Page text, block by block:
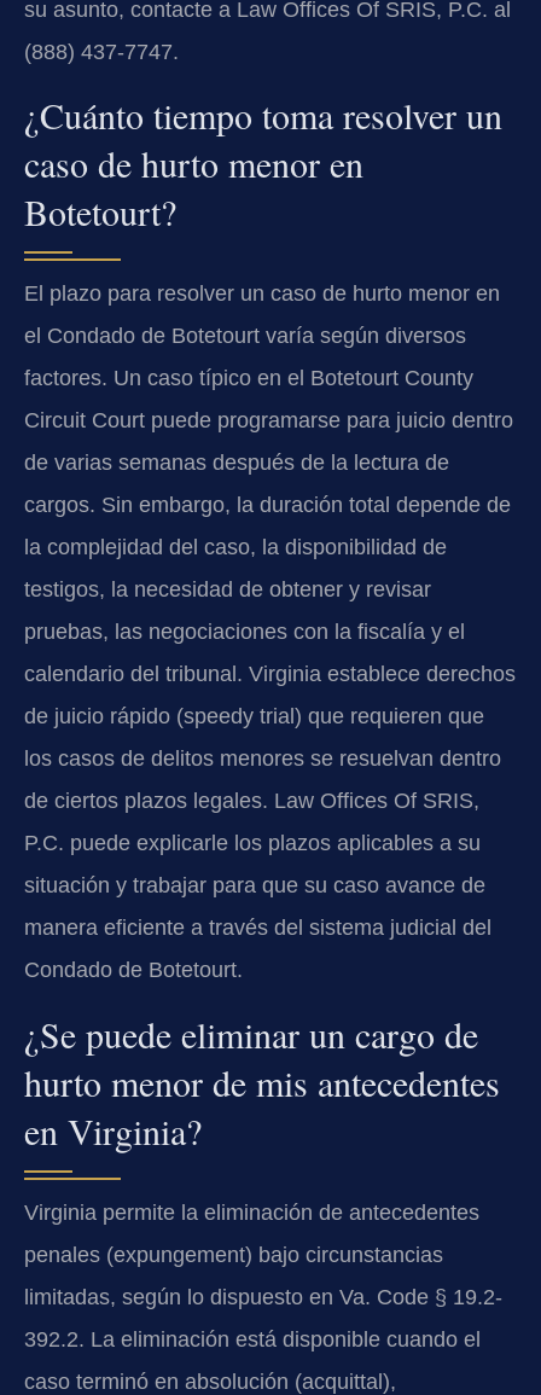
su asunto, contacte a Law Offices Of SRIS, P.C. al
(888) 437-7747.
¿Cuánto tiempo toma resolver un
caso de hurto menor en
Botetourt?
El plazo para resolver un caso de hurto menor en
el Condado de Botetourt varía según diversos
factores. Un caso típico en el Botetourt County
Circuit Court puede programarse para juicio dentro
de varias semanas después de la lectura de
cargos. Sin embargo, la duración total depende de
la complejidad del caso, la disponibilidad de
testigos, la necesidad de obtener y revisar
pruebas, las negociaciones con la fiscalía y el
calendario del tribunal. Virginia establece derechos
de juicio rápido (speedy trial) que requieren que
los casos de delitos menores se resuelvan dentro
de ciertos plazos legales. Law Offices Of SRIS,
P.C. puede explicarle los plazos aplicables a su
situación y trabajar para que su caso avance de
manera eficiente a través del sistema judicial del
Condado de Botetourt.
¿Se puede eliminar un cargo de
hurto menor de mis antecedentes
en Virginia?
Virginia permite la eliminación de antecedentes
penales (expungement) bajo circunstancias
limitadas, según lo dispuesto en Va. Code § 19.2-
392.2. La eliminación está disponible cuando el
caso terminó en absolución (acquittal),